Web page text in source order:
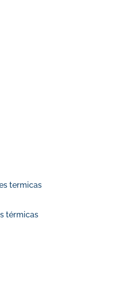
térmicas